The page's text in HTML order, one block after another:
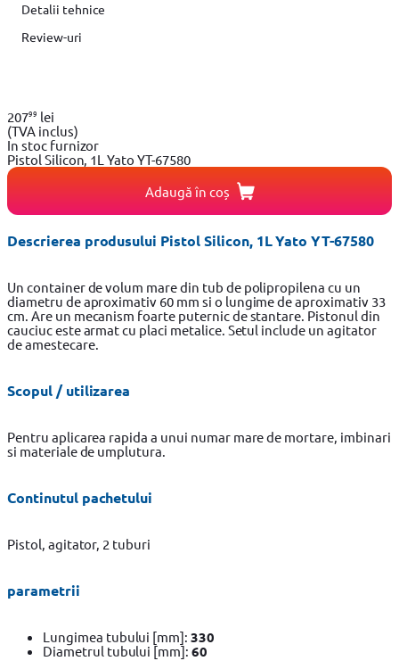
Detalii tehnice
Review-uri
20799 lei
(TVA inclus)
In stoc furnizor
Pistol Silicon, 1L Yato YT-67580
Adaugă în coș
Descrierea produsului Pistol Silicon, 1L Yato YT-67580
Un container de volum mare din tub de polipropilena cu un
diametru de aproximativ 60 mm si o lungime de aproximativ 33
cm. Are un mecanism foarte puternic de stantare. Pistonul din
cauciuc este armat cu placi metalice. Setul include un agitator
de amestecare.
Scopul / utilizarea
Pentru aplicarea rapida a unui numar mare de mortare, imbinari
si materiale de umplutura.
Continutul pachetului
Pistol, agitator, 2 tuburi
parametrii
Lungimea tubului [mm]:330
Diametrul tubului [mm]:60